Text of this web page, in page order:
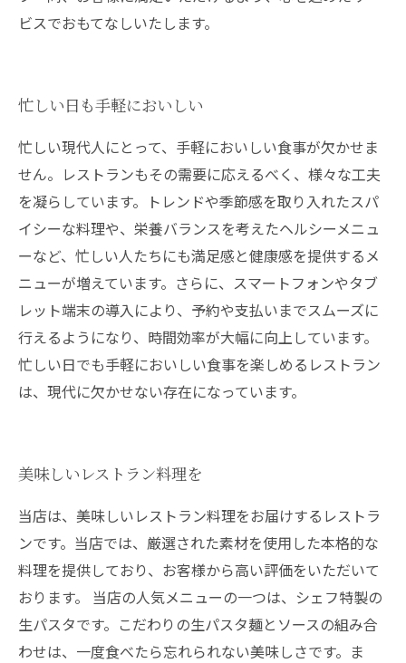
ビスでおもてなしいたします。
忙しい日も手軽においしい
忙しい現代人にとって、手軽においしい食事が欠かせま
せん。レストランもその需要に応えるべく、様々な工夫
を凝らしています。トレンドや季節感を取り入れたスパ
イシーな料理や、栄養バランスを考えたヘルシーメニュ
ーなど、忙しい人たちにも満足感と健康感を提供するメ
ニューが増えています。さらに、スマートフォンやタブ
レット端末の導入により、予約や支払いまでスムーズに
行えるようになり、時間効率が大幅に向上しています。
忙しい日でも手軽においしい食事を楽しめるレストラン
は、現代に欠かせない存在になっています。
美味しいレストラン料理を
当店は、美味しいレストラン料理をお届けするレストラ
ンです。当店では、厳選された素材を使用した本格的な
料理を提供しており、お客様から高い評価をいただいて
おります。 当店の人気メニューの一つは、シェフ特製の
生パスタです。こだわりの生パスタ麺とソースの組み合
わせは、一度食べたら忘れられない美味しさです。ま